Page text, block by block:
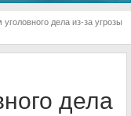
дела из-за угрозы
дела